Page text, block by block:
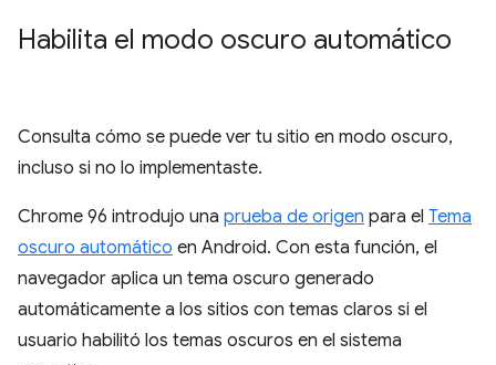
Habilita el modo oscuro automático
Consulta cómo se puede ver tu sitio en modo oscuro,
incluso si no lo implementaste.
Chrome 96 introdujo una prueba de origen para el Tema
oscuro automático en Android. Con esta función, el
navegador aplica un tema oscuro generado
automáticamente a los sitios con temas claros si el
usuario habilitó los temas oscuros en el sistema